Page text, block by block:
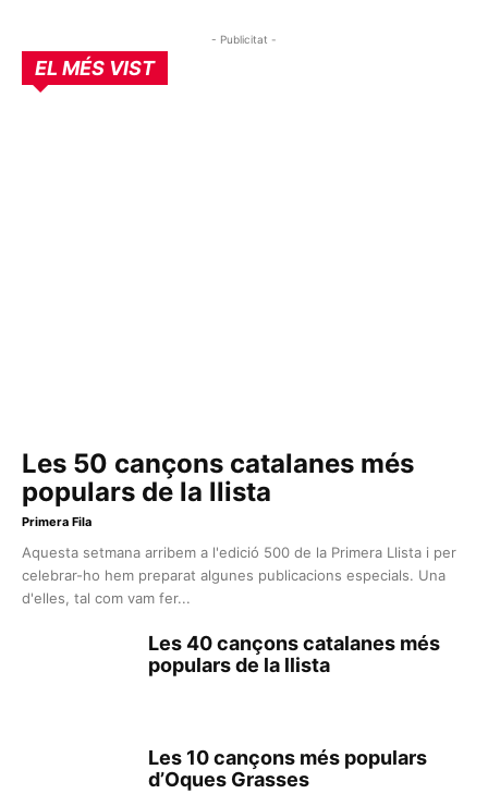
- Publicitat -
EL MÉS VIST
Les 50 cançons catalanes més
populars de la llista
Primera Fila
Aquesta setmana arribem a l'edició 500 de la Primera Llista i per
celebrar-ho hem preparat algunes publicacions especials. Una
d'elles, tal com vam fer...
Les 40 cançons catalanes més
populars de la llista
Les 10 cançons més populars
d’Oques Grasses